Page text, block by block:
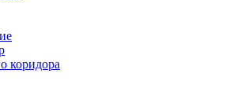
коридора